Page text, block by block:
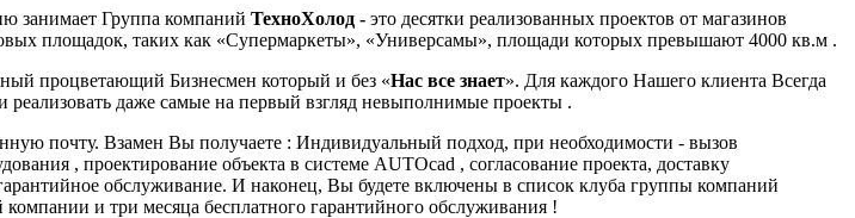
занимает Группа компаний ТехноХолод - это десятки реализованных проектов от магазинов
площадок, таких как «Супермаркеты», «Универсамы», площади которых превышают 4000 кв.м .
процветающий Бизнесмен который и без «Нас все знает». Для каждого Нашего клиента Всегда
даже самые на первый взгляд невыполнимые проекты .
почту. Взамен Вы получаете : Индивидуальный подход, при необходимости - вызов
, проектирование объекта в системе AUTOcad , согласование проекта, доставку
обслуживание. И наконец, Вы будете включены в список клуба группы компаний
и три месяца бесплатного гарантийного обслуживания !